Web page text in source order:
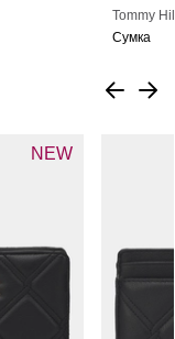
Tommy
Сумка
NEW